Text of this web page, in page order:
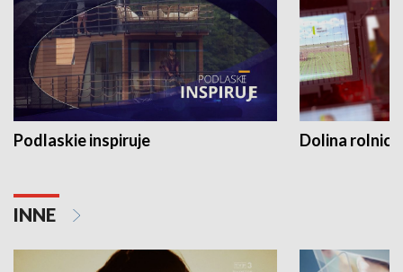
Podlaskie inspiruje Dolina
INNE